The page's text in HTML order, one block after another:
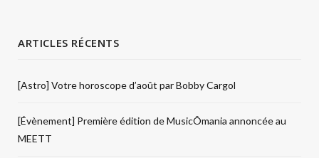
ARTICLES RÉCENTS
[Astro] Votre horoscope d’août par Bobby Cargol
[Évènement] Première édition de MusicÔmania annoncée au
MEETT